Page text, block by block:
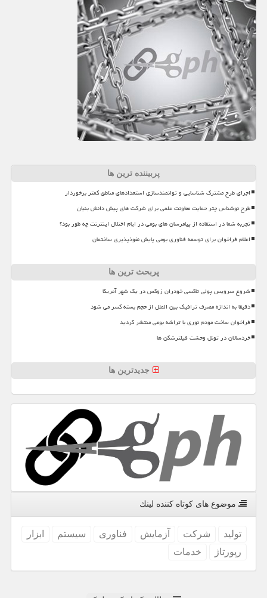
پربیننده ترین ها
اجرای طرح مشترک شناسایی و توانمندسازی استعدادهای مناطق کمتر برخوردار
طرح نوشناس چتر حمایت معاونت علمی برای شرکت های پیش دانش بنیان
تجربه شما در استفاده از پیامرسان های بومی در ایام اختلال اینترنت چه طور بود؟
اعلام فراخوان برای توسعه فناوری بومی پایش نفوذپذیری ساختمان
پربحث ترین ها
شروع سرویس پولی تاکسی خودران زوکس در یک شهر آمریکا
دقیقا به اندازه مصرف ترافیک بین الملل از حجم بسته کسر می شود
فراخوان ساخت مودم نوری با تراشه بومی منتشر گردید
خردسالان در تونل وحشت فیلترشکن ها
جدیدترین ها
موضوع های كوتاه كننده لینك
تولید شركت آزمایش فناوری سیستم
ابزار
رپورتاژ
خدمات